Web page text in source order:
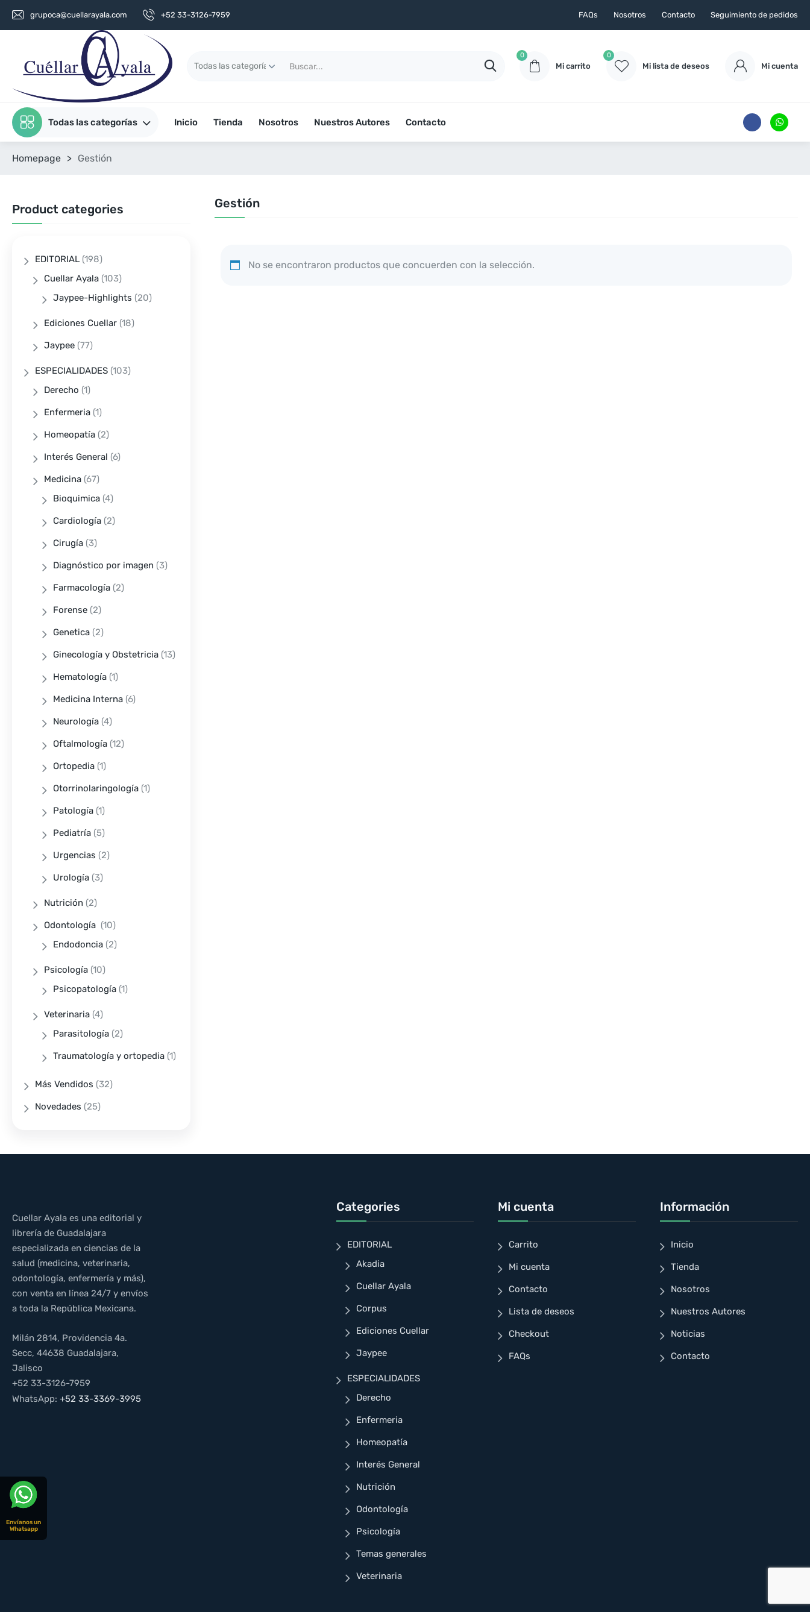
grupoca@cuellarayala.com +52 33-3126-7959 FAQs Nosotros Contacto Seguimiento de pedidos
0
Mi carrito
0
Mi lista de deseos Mi cuenta
Todas las categorías Inicio Tienda Nosotros Nuestros Autores Contacto
Homepage > Gestión
Gestión
No se encontraron productos que concuerden con la selección.
Product categories
EDITORIAL (198)
Cuellar Ayala (103)
Jaypee-Highlights (20)
Ediciones Cuellar (18)
Jaypee (77)
ESPECIALIDADES (103)
Derecho (1)
Enfermeria (1)
Homeopatía (2)
Interés General (6)
Medicina (67)
Bioquimica (4)
Cardiología (2)
Cirugía (3)
Diagnóstico por imagen (3)
Farmacología (2)
Forense (2)
Genetica (2)
Ginecología y Obstetricia (13)
Hematología (1)
Medicina Interna (6)
Neurología (4)
Oftalmología (12)
Ortopedia (1)
Otorrinolaringología (1)
Patología (1)
Pediatría (5)
Urgencias (2)
Urología (3)
Nutrición (2)
Odontología (10)
Endodoncia (2)
Psicología (10)
Psicopatología (1)
Veterinaria (4)
Parasitología (2)
Traumatología y ortopedia (1)
Más Vendidos (32)
Novedades (25)
Cuellar Ayala es una editorial y
librería de Guadalajara
especializada en ciencias de la
salud (medicina, veterinaria,
odontología, enfermería y más),
con venta en línea 24/7 y envíos
a toda la República Mexicana.
Milán 2814, Providencia 4a.
Secc, 44638 Guadalajara,
Jalisco
+52 33-3126-7959
WhatsApp: +52 33-3369-3995
Categories
EDITORIAL
Akadia
Cuellar Ayala
Corpus
Ediciones Cuellar
Jaypee
ESPECIALIDADES
Derecho
Enfermeria
Homeopatía
Interés General
Nutrición
Odontología
Psicología
Temas generales
Veterinaria
Mi cuenta
Carrito
Mi cuenta
Contacto
Lista de deseos
Checkout
FAQs
Información
Inicio
Tienda
Nosotros
Nuestros Autores
Noticias
Contacto
Envíanos un
Whatsapp